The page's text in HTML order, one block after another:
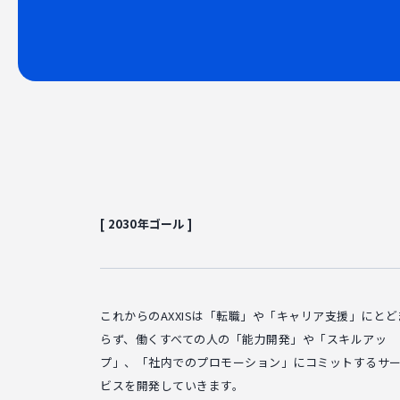
[ 2030年ゴール ]
これからのAXXISは「転職」や「キャリア支援」にと
らず、働くすべての人の「能力開発」や「スキルアッ
プ」、「社内でのプロモーション」にコミットするサ
ビスを開発していきます。